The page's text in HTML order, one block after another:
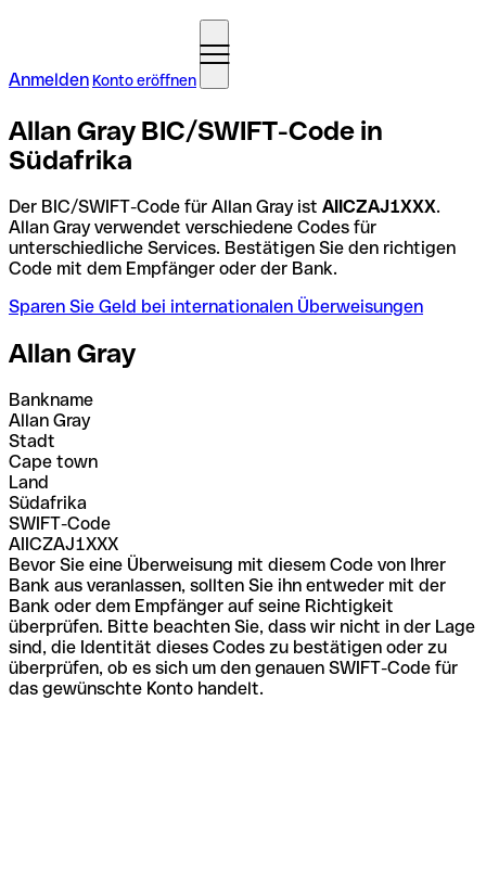
Anmelden Konto eröffnen
Allan Gray BIC/SWIFT-Code in
Südafrika
Der BIC/SWIFT-Code für Allan Gray ist AIICZAJ1XXX.
Allan Gray verwendet verschiedene Codes für
unterschiedliche Services. Bestätigen Sie den richtigen
Code mit dem Empfänger oder der Bank.
Sparen Sie Geld bei internationalen Überweisungen
Allan Gray
Bankname
Allan Gray
Stadt
Cape town
Land
Südafrika
SWIFT-Code
AIICZAJ1XXX
Bevor Sie eine Überweisung mit diesem Code von Ihrer
Bank aus veranlassen, sollten Sie ihn entweder mit der
Bank oder dem Empfänger auf seine Richtigkeit
überprüfen. Bitte beachten Sie, dass wir nicht in der Lage
sind, die Identität dieses Codes zu bestätigen oder zu
überprüfen, ob es sich um den genauen SWIFT-Code für
das gewünschte Konto handelt.